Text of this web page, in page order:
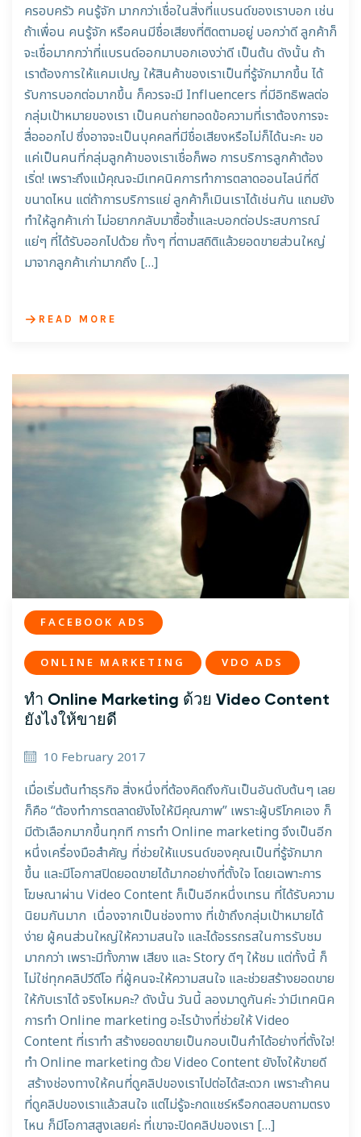
ครอบครัว คนรู้จัก มากกว่าเชื่อในสิ่งที่แบรนด์ของเราบอก เช่น
ถ้าเพื่อน คนรู้จัก หรือคนมีชื่อเสียงที่ติดตามอยู่ บอกว่าดี ลูกค้าก็
จะเชื่อมากกว่าที่แบรนด์ออกมาบอกเองว่าดี เป็นต้น ดังนั้น ถ้า
เราต้องการให้แคมเปญ ให้สินค้าของเราเป็นที่รู้จักมากขึ้น ได้
รับการบอกต่อมากขึ้น ก็ควรจะมี Influencers ที่มีอิทธิพลต่อ
กลุ่มเป้าหมายของเรา เป็นคนถ่ายทอดข้อความที่เราต้องการจะ
สื่อออกไป ซึ่งอาจจะเป็นบุคคลที่มีชื่อเสียงหรือไม่ก็ได้นะคะ ขอ
แค่เป็นคนที่กลุ่มลูกค้าของเราเชื่อก็พอ การบริการลูกค้าต้อง
เริ่ด! เพราะถึงแม้คุณจะมีเทคนิคการทำการตลาดออนไลน์ที่ดี
ขนาดไหน แต่ถ้าการบริการแย่ ลูกค้าก็เมินเราได้เช่นกัน แถมยัง
ทำให้ลูกค้าเก่า ไม่อยากกลับมาซื้อซ้ำและบอกต่อประสบการณ์
แย่ๆ ที่ได้รับออกไปด้วย ทั้งๆ ที่ตามสถิติแล้วยอดขายส่วนใหญ่
มาจากลูกค้าเก่ามากถึง […]
READ MORE
FACEBOOK ADS
ONLINE MARKETING VDO ADS
ทำ Online Marketing ด้วย Video Content
ยังไงให้ขายดี
10 February 2017
เมื่อเริ่มต้นทำธุรกิจ สิ่งหนึ่งที่ต้องคิดถึงกันเป็นอันดับต้นๆ เลย
ก็คือ “ต้องทำการตลาดยังไงให้มีคุณภาพ” เพราะผู้บริโภคเอง ก็
มีตัวเลือกมากขึ้นทุกที การทำ Online marketing จึงเป็นอีก
หนึ่งเครื่องมือสำคัญ ที่ช่วยให้แบรนด์ของคุณเป็นที่รู้จักมาก
ขึ้น และมีโอกาสปิดยอดขายได้มากอย่างที่ตั้งใจ โดยเฉพาะการ
โฆษณาผ่าน Video Content ก็เป็นอีกหนึ่งเทรน ที่ได้รับความ
นิยมกันมาก เนื่องจากเป็นช่องทาง ที่เข้าถึงกลุ่มเป้าหมายได้
ง่าย ผู้คนส่วนใหญ่ให้ความสนใจ และได้อรรถรสในการรับชม
มากกว่า เพราะมีทั้งภาพ เสียง และ Story ดีๆ ให้ชม แต่ทั้งนี้ ก็
ไม่ใช่ทุกคลิปวีดีโอ ที่ผู้คนจะให้ความสนใจ และช่วยสร้างยอดขาย
ให้กับเราได้ จริงไหมคะ? ดังนั้น วันนี้ ลองมาดูกันค่ะ ว่ามีเทคนิค
การทำ Online marketing อะไรบ้างที่ช่วยให้ Video
Content ที่เราทำ สร้างยอดขายเป็นกอบเป็นกำได้อย่างที่ตั้งใจ!
ทำ Online marketing ด้วย Video Content ยังไงให้ขายดี
สร้างช่องทางให้คนที่ดูคลิปของเราไปต่อได้สะดวก เพราะถ้าคน
ที่ดูคลิปของเราแล้วสนใจ แต่ไม่รู้จะกดแชร์หรือกดสอบถามตรง
ไหน ก็มีโอกาสสูงเลยค่ะ ที่เขาจะปิดคลิปของเรา […]